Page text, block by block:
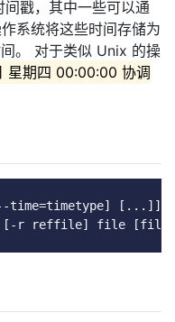
戳，其中一些可以通
系统将这些时间存储为
。 对于类似 Unix 的操
星期四 00:00:00 协调
time=timetype] [...]]
[- r reffile] file [file